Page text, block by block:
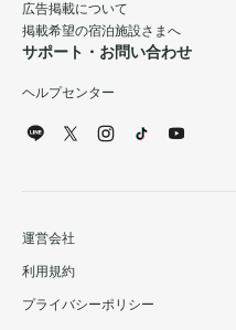
広告掲載について
掲載希望の宿泊施設さまへ
サポート・お問い合わせ
ヘルプセンター
運営会社
利用規約
プライバシーポリシー